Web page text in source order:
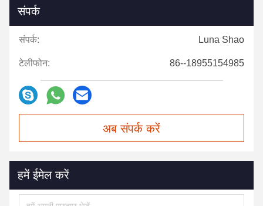
संपर्क
संपर्क: Luna Shao
टेलीफोन: 86--18955154985
अब संपर्क करें
हमें ईमेल करें